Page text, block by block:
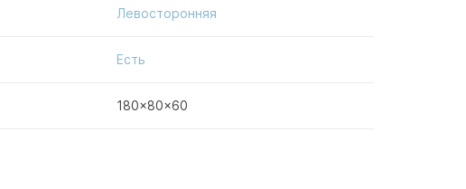
Левосторонняя
Есть
180x80x60